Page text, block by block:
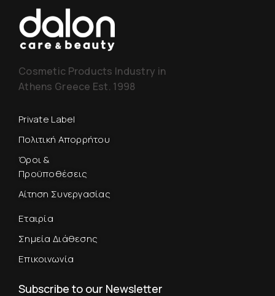
Cosmetic Products Industry in
Athens Greece Est. 1998
Private Label
Πολιτική Απορρήτου
Όροι &
Προϋποθέσεις
Αίτηση Συνεργασίας
Εταιρία
Σημεία Διάθεσης
Επικοινωνία
Subscribe to our Newsletter